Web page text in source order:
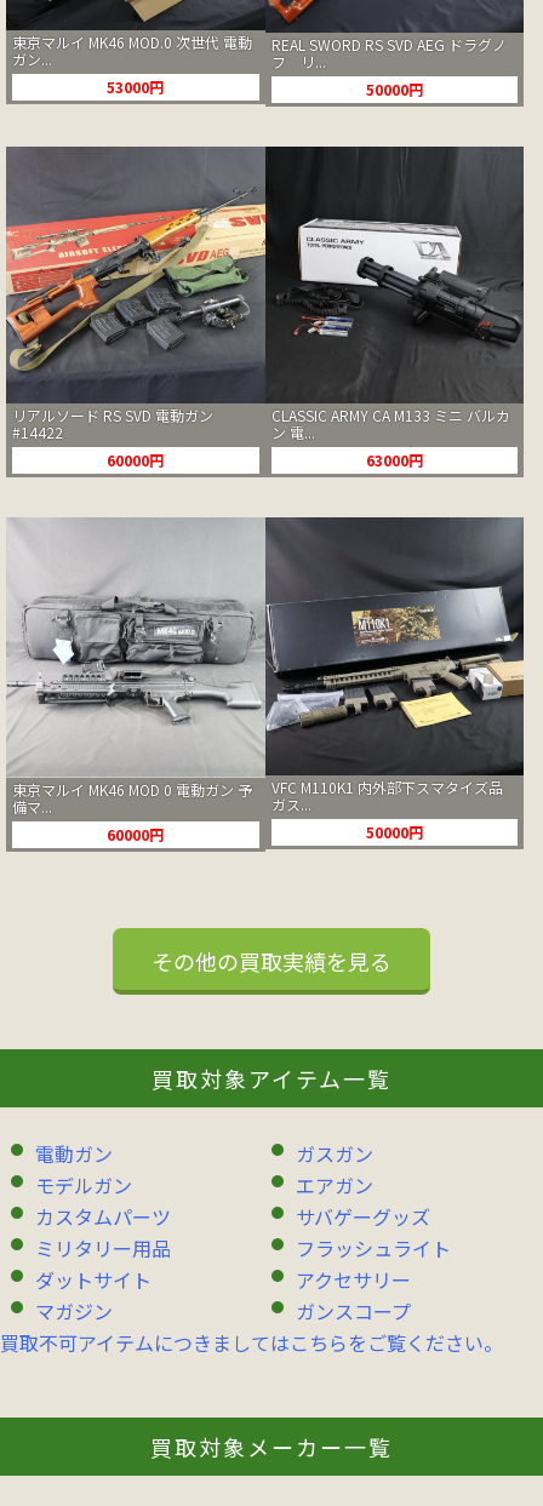
東京マルイ MK46 MOD.0 次世代 電動
ガン...
53000円
REAL SWORD RS SVD AEG ドラグノ
フ リ...
50000円
リアルソード RS SVD 電動ガン
#14422
60000円
CLASSIC ARMY CA M133 ミニ バルカ
ン 電...
63000円
東京マルイ MK46 MOD 0 電動ガン 予
備マ...
60000円
VFC M110K1 内外部下スマタイズ品
ガス...
50000円
その他の買取実績を見る
買取対象アイテム一覧
電動ガン
ガスガン
モデルガン
エアガン
カスタムパーツ
サバゲーグッズ
ミリタリー用品
フラッシュライト
ダットサイト
アクセサリー
マガジン
ガンスコープ
買取不可アイテムにつきましてはこちらをご覧ください。
買取対象メーカー一覧